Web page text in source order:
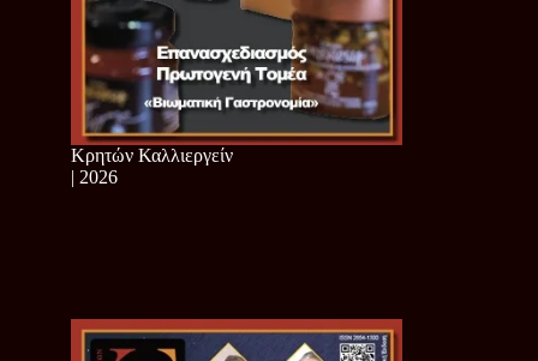
Κρητών Καλλιεργείν
| 2026